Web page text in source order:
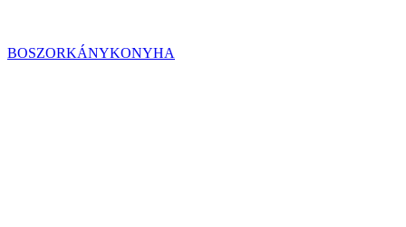
BOSZORKÁNYKONYHA